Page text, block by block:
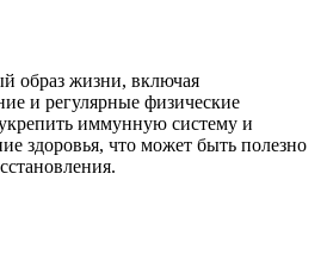
образ жизни, включая
и регулярные физические
иммунную систему и
здоровья, что может быть полезно